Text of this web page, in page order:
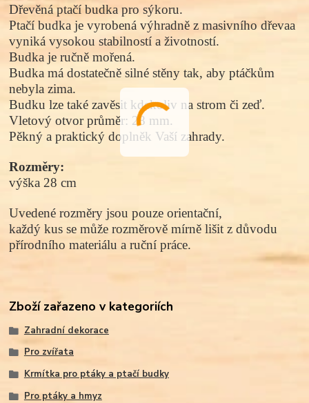
Dřevěná ptačí budka pro sýkoru.
Ptačí budka je vyrobená výhradně zmasivního dřevaa
vyniká vysokou stabilností a životností.
Budka je ručně mořená.
Budka má dostatečně silné stěny tak, aby ptáčkům
nebyla zima.
Budku lze také zavěsit kdekoliv na strom či zeď.
Vletový otvor průměr: 28 mm.
Pěkný a praktický doplněk Vaší zahrady.
Rozměry:
výška 28 cm
Uvedené rozměry jsou pouze orientační,
každý kus se může rozměrově mírně lišit z důvodu
přírodního materiálu a ruční práce.
Zboží zařazeno v kategoriích
Zahradní dekorace
Pro zvířata
Krmítka pro ptáky a ptačí budky
Pro ptáky a hmyz